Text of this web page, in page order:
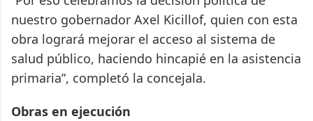
nuestro gobernador Axel Kicillof, quien con esta
obra logrará mejorar el acceso al sistema de
salud público, haciendo hincapié en la asistencia
primaria”, completó la concejala.
Obras en ejecución